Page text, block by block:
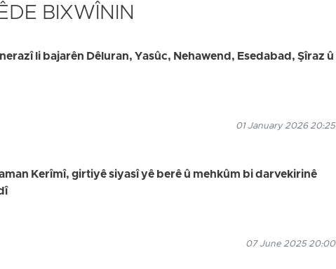
BIXWÎNIN
li bajarên Dêluran, Yasûc, Nehawend, Esedabad, Şîraz û
01 January 2026 20:25
Kerîmî, girtiyê siyasî yê berê û mehkûm bi darvekirinê
07 June 2025 20:00